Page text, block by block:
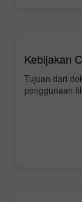
Kebijakan
Tujuan dari
penggunaan